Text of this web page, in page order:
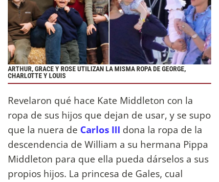
ARTHUR, GRACE Y ROSE UTILIZAN LA MISMA ROPA DE GEORGE,
CHARLOTTE Y LOUIS
Revelaron qué hace Kate Middleton con la
ropa de sus hijos que dejan de usar, y se supo
que la nuera de Carlos III dona la ropa de la
descendencia de William a su hermana Pippa
Middleton para que ella pueda dárselos a sus
propios hijos. La princesa de Gales, cual